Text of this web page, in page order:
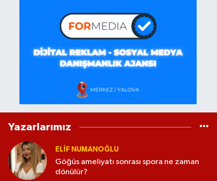
Yazarlarımız
ELİF NUMANOĞLU
Göğüs ameliyatı sonrası spora ne zaman
dönülür?